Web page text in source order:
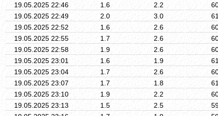
19.05.2025 22:46
1.6 2.2
19.05.2025 22:49
2.0 3.0
19.05.2025 22:52
1.6 2.6
19.05.2025 22:55
1.7 2.6
19.05.2025 22:58
1.9 2.6
19.05.2025 23:01
1.6 1.9
19.05.2025 23:04
1.7 2.6
19.05.2025 23:07
1.7 1.8
19.05.2025 23:10
1.9 2.2
19.05.2025 23:13
1.5 2.5